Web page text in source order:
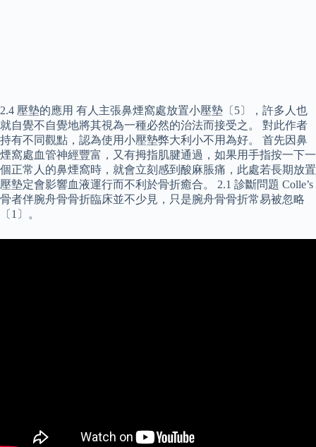
2.4 壓墊的應用 有人主張鼻煙窩處放置小壓墊〔5〕，許多人也
就自覺不自覺地將其視為一種必然的治法而接受之。 對此作者
持有不同觀點，認為使用小壓墊弊大利小不用為好。 首先因鼻
煙窩處血管神經豐富，又有拇指肌腱通過，如果用手指按一下一
個正常人的鼻煙窩時，就會立刻感到酸麻脹痛，此處若長期放置
壓墊定會影響血液運行而不利於骨折癒合。 2.1 診斷問題 Colle’s
骨者伴腕舟骨骨折臨床並不少見，只是腕舟骨骨折常易被忽略
〔1〕。